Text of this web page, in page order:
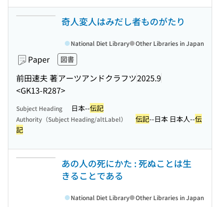
奇人変人はみだし者ものがたり
Paper 図書
前田速夫 著アーツアンドクラフツ2025.9
<GK13-R287>
National Diet Library Other Libraries in Japan
Subject Heading 日本--伝記
Authority（Subject Heading/altLabel） 伝記--日本 日本人--伝
記
あの人の死にかた : 死ぬことは生
きることである
National Diet Library Other Libraries in Japan